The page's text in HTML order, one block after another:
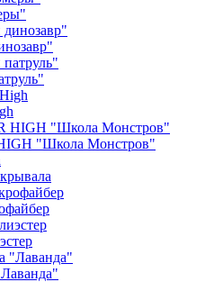
"Школа Монстров"